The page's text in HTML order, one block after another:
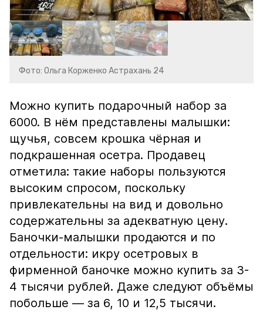
Фото: Ольга Корженко Астрахань 24
Можно купить подарочный набор за
6000. В нём представлены малышки:
щучья, совсем крошка чёрная и
подкрашенная осетра. Продавец
отметила: такие наборы пользуются
высоким спросом, поскольку
привлекательны на вид и довольно
содержательны за адекватную цену.
Баночки-малышки продаются и по
отдельности: икру осетровых в
фирменной баночке можно купить за 3-
4 тысячи рублей. Даже следуют объёмы
побольше — за 6, 10 и 12,5 тысячи.